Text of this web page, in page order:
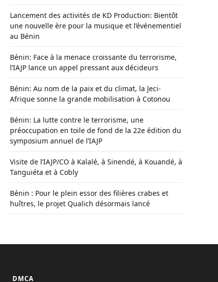
Lancement des activités de KD Production: Bientôt
une nouvelle ère pour la musique et l’événementiel
au Bénin
Bénin: Face à la menace croissante du terrorisme,
l’IAJP lance un appel pressant aux décideurs
Bénin: Au nom de la paix et du climat, la Jeci-
Afrique sonne la grande mobilisation à Cotonou
Bénin: La lutte contre le terrorisme, une
préoccupation en toile de fond de la 22e édition du
symposium annuel de l’IAJP
Visite de l’IAJP/CO à Kalalé, à Sinendé, à Kouandé, à
Tanguiéta et à Cobly
Bénin : Pour le plein essor des filières crabes et
huîtres, le projet Qualich désormais lancé
DMCA